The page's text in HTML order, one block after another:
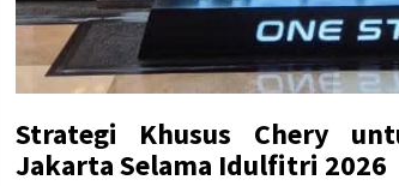
Strategi Khusus Chery
Jakarta Selama Idulfitri 2026